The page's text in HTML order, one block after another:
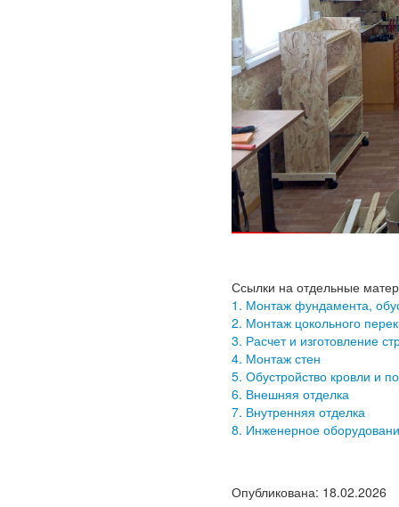
Ссылки на отдельные
1. Монтаж фундамента,
2. Монтаж цокольного
3. Расчет и изготовление
4. Монтаж стен
5. Обустройство кровли и
6. Внешняя отделка
7. Внутренняя отделка
8. Инженерное
Опубликована: 18.02.2026